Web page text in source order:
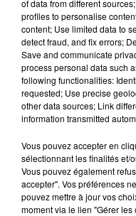
ANGELE & JUSTICE
What You Want
of data from different
profiles to personalise
content; Use limited data to
detect fraud, and fix errors;
Save and communicate
process personal data such
following functionalities:
requested; Use precise
other data sources; Link
information transmitted
Vous pouvez accepter en
sélectionnant les finalités et/
Vous pouvez également
accepter". Vos préférences
pouvez mettre à jour vos
moment via le lien "Gérer